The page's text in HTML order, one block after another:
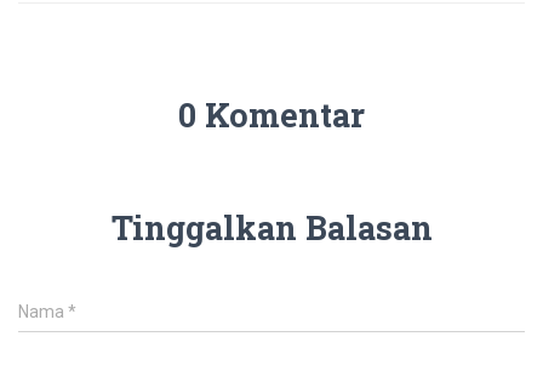
0 Komentar
Tinggalkan Balasan
Nama *